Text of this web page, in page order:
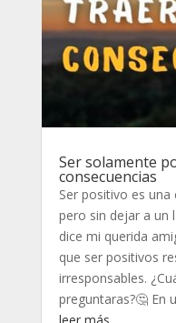
Ser solamente
consecuencias
Ser positivo es
pero sin dejar a un
dice mi querida
que ser positivos
irresponsables.
preguntaras?🤔 En